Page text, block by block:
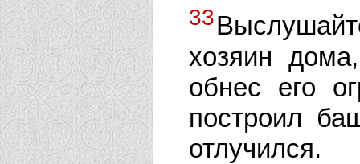
33
хозяин
обнес его
построил
отлучился.